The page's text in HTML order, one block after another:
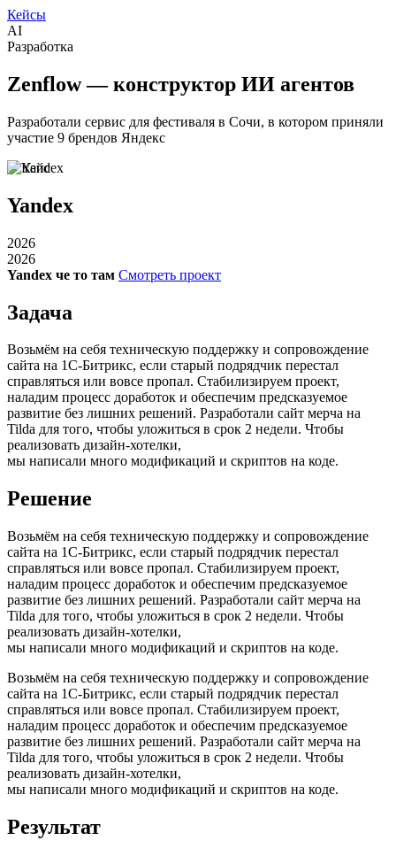
Кейсы
AI
Разработка
Zenflow — конструктор ИИ агентов
Разработали сервис для фестиваля в Сочи, в котором приняли
участие 9 брендов Яндекс
Yandex
2026
2026
Yandex че то там Смотреть проект
Задача
Возьмём на себя техническую поддержку и сопровождение
сайта на 1С-Битрикс, если старый подрядчик перестал
справляться или вовсе пропал. Стабилизируем проект,
наладим процесс доработок и обеспечим предсказуемое
развитие без лишних решений. Разработали сайт мерча на
Tilda для того, чтобы уложиться в срок 2 недели. Чтобы
реализовать дизайн-хотелки,
мы написали много модификаций и скриптов на коде.
Решение
Возьмём на себя техническую поддержку и сопровождение
сайта на 1С-Битрикс, если старый подрядчик перестал
справляться или вовсе пропал. Стабилизируем проект,
наладим процесс доработок и обеспечим предсказуемое
развитие без лишних решений. Разработали сайт мерча на
Tilda для того, чтобы уложиться в срок 2 недели. Чтобы
реализовать дизайн-хотелки,
мы написали много модификаций и скриптов на коде.
Возьмём на себя техническую поддержку и сопровождение
сайта на 1С-Битрикс, если старый подрядчик перестал
справляться или вовсе пропал. Стабилизируем проект,
наладим процесс доработок и обеспечим предсказуемое
развитие без лишних решений. Разработали сайт мерча на
Tilda для того, чтобы уложиться в срок 2 недели. Чтобы
реализовать дизайн-хотелки,
мы написали много модификаций и скриптов на коде.
Результат